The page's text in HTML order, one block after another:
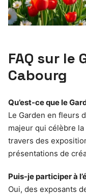
FAQ sur le
Cabourg
Qu’est-ce que le
Le Garden en fleurs
majeur qui célèbre
travers des
présentations de
Puis-je participer à
Oui, des exposants